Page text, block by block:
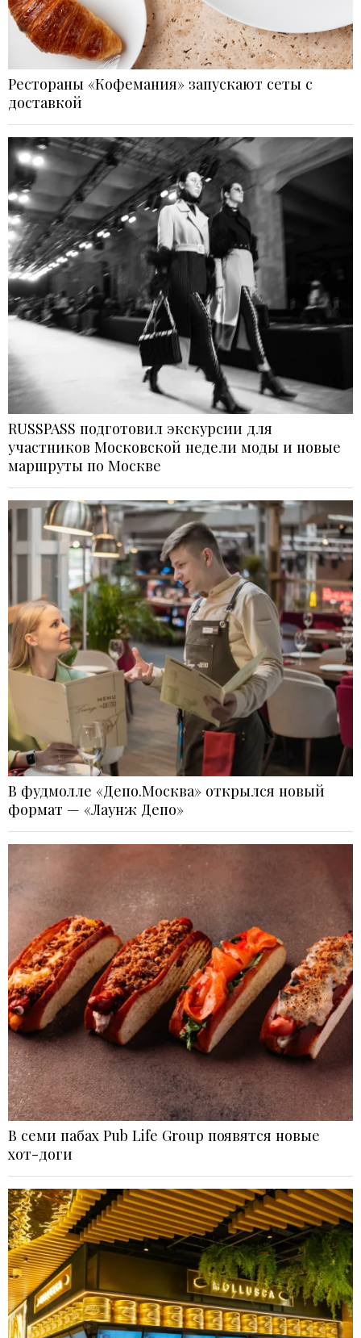
Рестораны «Кофемания» запускают сеты с
доставкой
RUSSPASS подготовил экскурсии для
участников Московской недели моды и новые
маршруты по Москве
В фудмолле «Депо.Москва» открылся новый
формат — «Лаунж Депо»
В семи пабах Pub Life Group появятся новые
хот-доги